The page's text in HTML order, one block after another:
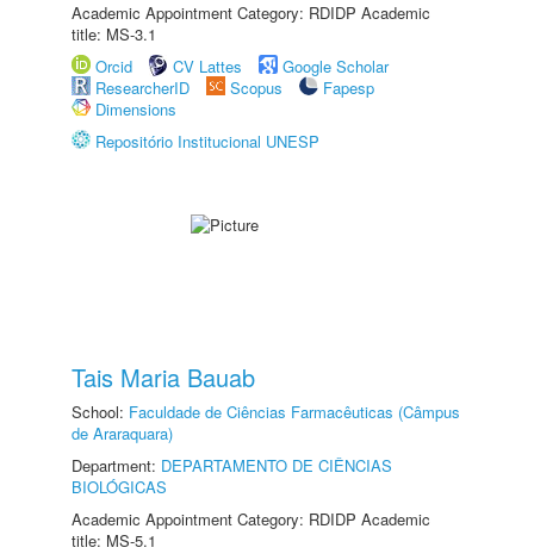
Academic Appointment Category: RDIDP Academic
title: MS-3.1
Orcid
CV Lattes
Google Scholar
ResearcherID
Scopus
Fapesp
Dimensions
Repositório Institucional UNESP
Tais Maria Bauab
School: Faculdade de Ciências Farmacêuticas (Câmpus
de Araraquara)
Department: DEPARTAMENTO DE CIÊNCIAS
BIOLÓGICAS
Academic Appointment Category: RDIDP Academic
title: MS-5.1